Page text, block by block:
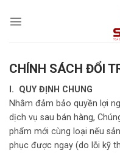
CHÍNH SÁCH ĐỔI
I. QUY ĐỊNH CHUNG
Nhằm đảm bảo quyền lợi
dịch vụ sau bán hàng,
phẩm mới cùng loại nếu
phục được ngay (do lỗi kỹ